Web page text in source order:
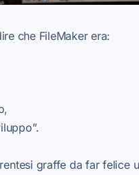
che FileMaker era:
graffe da far felice